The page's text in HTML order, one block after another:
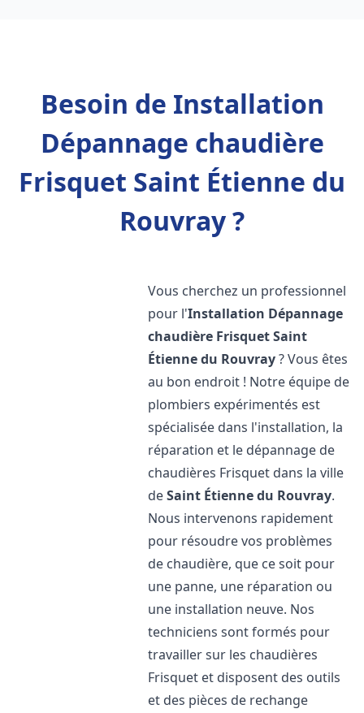
Besoin de Installation
Dépannage chaudière
Frisquet Saint Étienne du
Rouvray ?
Vous cherchez un professionnel
pour l'Installation Dépannage
chaudière FrisquetSaint
Étienne du Rouvray? Vous êtes
au bon endroit ! Notre équipe de
plombiers expérimentés est
spécialisée dans l'installation, la
réparation et le dépannage de
chaudières Frisquet dans la ville
deSaint Étienne du Rouvray.
Nous intervenons rapidement
pour résoudre vos problèmes
de chaudière, que ce soit pour
une panne, une réparation ou
une installation neuve. Nos
techniciens sont formés pour
travailler sur les chaudières
Frisquet et disposent des outils
et des pièces de rechange